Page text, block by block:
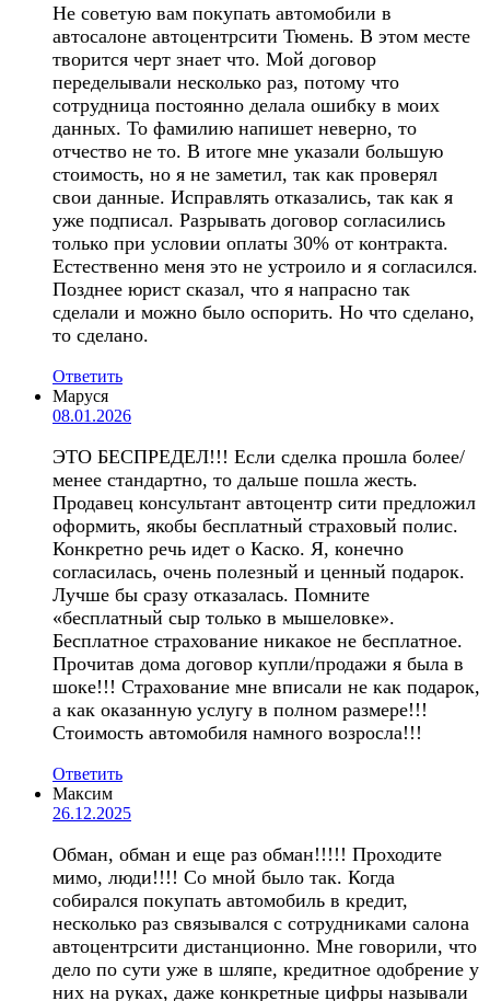
Не советую вам покупать автомобили в
автосалоне автоцентрсити Тюмень. В этом месте
творится черт знает что. Мой договор
переделывали несколько раз, потому что
сотрудница постоянно делала ошибку в моих
данных. То фамилию напишет неверно, то
отчество не то. В итоге мне указали большую
стоимость, но я не заметил, так как проверял
свои данные. Исправлять отказались, так как я
уже подписал. Разрывать договор согласились
только при условии оплаты 30% от контракта.
Естественно меня это не устроило и я согласился.
Позднее юрист сказал, что я напрасно так
сделали и можно было оспорить. Но что сделано,
то сделано.
Ответить
Маруся
08.01.2026
ЭТО БЕСПРЕДЕЛ!!! Если сделка прошла более/
менее стандартно, то дальше пошла жесть.
Продавец консультант автоцентр сити предложил
оформить, якобы бесплатный страховый полис.
Конкретно речь идет о Каско. Я, конечно
согласилась, очень полезный и ценный подарок.
Лучше бы сразу отказалась. Помните
«бесплатный сыр только в мышеловке».
Бесплатное страхование никакое не бесплатное.
Прочитав дома договор купли/продажи я была в
шоке!!! Страхование мне вписали не как подарок,
а как оказанную услугу в полном размере!!!
Стоимость автомобиля намного возросла!!!
Ответить
Максим
26.12.2025
Обман, обман и еще раз обман!!!!! Проходите
мимо, люди!!!! Со мной было так. Когда
собирался покупать автомобиль в кредит,
несколько раз связывался с сотрудниками салона
автоцентрсити дистанционно. Мне говорили, что
дело по сути уже в шляпе, кредитное одобрение у
них на руках, даже конкретные цифры называли